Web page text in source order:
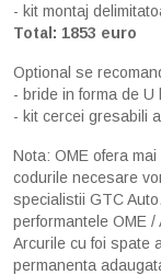
- kit montaj
Total: 1853 euro
Optional se
- bride in forma de
- kit cercei gresabili
Nota: OME ofera
codurile necesare
specialistii GTC
performantele OME /
Arcurile cu foi spate
permanenta